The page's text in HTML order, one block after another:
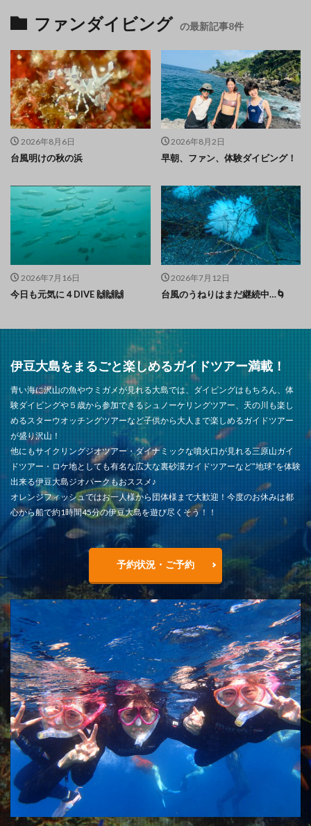
ファンダイビング の最新記事8件
2026年8月6日
台風明けの秋の浜
2026年8月2日
早朝、ファン、体験ダイビング！
2026年7月16日
今日も元気に４DIVE 🙌🙌🙌
2026年7月12日
台風のうねりはまだ継続中…🌀
伊豆大島をまるごと楽しめるガイドツアー満載！
青い海に沢山の魚やウミガメが見れる大島では、ダイビングはもちろん、体
験ダイビングや５歳から参加できるシュノーケリングツアー、天の川も楽し
めるスターウオッチングツアーなど子供から大人まで楽しめるガイドツアー
が盛り沢山！
他にもサイクリングジオツアー・ダイナミックな噴火口が見れる三原山ガイ
ドツアー・ロケ地としても有名な広大な裏砂漠ガイドツアーなど”地球”を体験
出来る伊豆大島ジオパークもおススメ♪
オレンジフィッシュではお一人様から団体様まで大歓迎！今度のお休みは都
心から船で約1時間45分の伊豆大島を遊び尽くそう！！
予約状況・ご予約